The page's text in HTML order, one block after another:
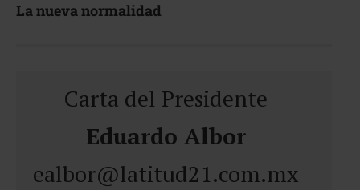
La nueva normalidad
Carta del Presidente
Eduardo Albor
ealbor@latitud21.com.mx